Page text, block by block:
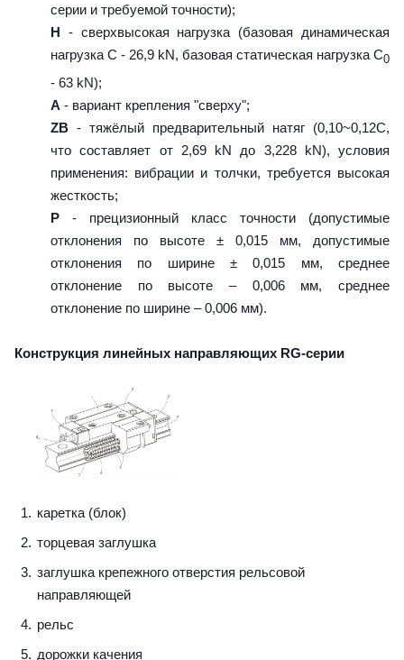
серии и требуемой точности);
H - сверхвысокая нагрузка (базовая динамическая
нагрузка C - 26,9 kN, базовая статическая нагрузка С0
- 63 kN);
A - вариант крепления "сверху";
ZB - тяжёлый предварительный натяг (0,10~0,12C,
что составляет от 2,69 kN до 3,228 kN), условия
применения: вибрации и толчки, требуется высокая
жесткость;
P - прецизионный класс точности (допустимые
отклонения по высоте ± 0,015 мм, допустимые
отклонения по ширине ± 0,015 мм, среднее
отклонение по высоте – 0,006 мм, среднее
отклонение по ширине – 0,006 мм).
Конструкция линейных направляющих RG-серии
каретка (блок)
торцевая заглушка
заглушка крепежного отверстия рельсовой
направляющей
рельс
дорожки качения